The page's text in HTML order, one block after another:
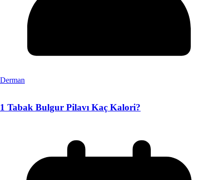
Derman
1 Tabak Bulgur Pilavı Kaç Kalori?